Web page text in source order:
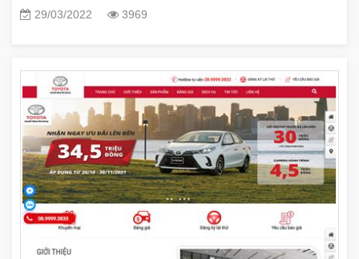
29/03/2022
3969